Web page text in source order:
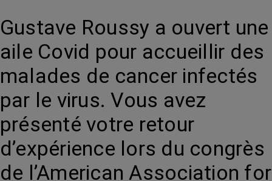
Gustave Roussy a ouvert une
aile Covid pour accueillir des
malades de cancer infectés
par le virus. Vous avez
présenté votre retour
d’expérience lors du congrès
de l’American Association for